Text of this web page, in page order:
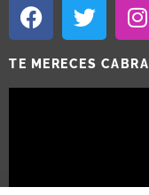
TE MERECES CABRA